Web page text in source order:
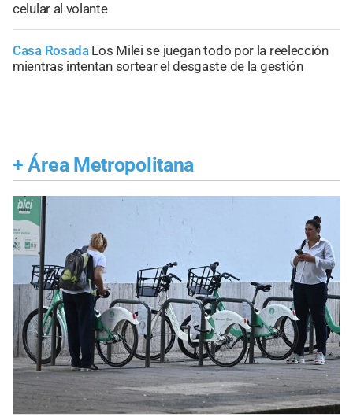
celular al volante
Casa Rosada Los Milei se juegan todo por la reelección
mientras intentan sortear el desgaste de la gestión
+ Área Metropolitana